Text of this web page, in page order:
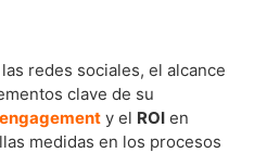
redes sociales, el alcance
clave de su
engagement y el ROI en
medidas en los procesos